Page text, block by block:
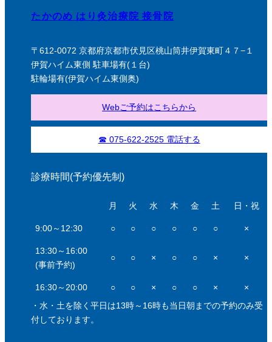
たかのめ はり灸治療院 接骨院
〒612-0072 京都府京都市伏見区桃山筒井伊賀東町４７−１
伊賀ハイム東側 駐車場有(１台)
駐輪場有(伊賀ハイム東側奥)
Webご予約はこちらから
☎ 075-622-2525 電話する
診療時間(予約優先制)
月 火 水 木 金 土 日・祝
9:00～12:30 ○ ○ ○ ○ ○ ○ ×
13:30～16:00
(事前予約)
○ ○ × ○ ○ × ×
16:30～20:00 ○ ○ × ○ ○ ×
×
・水・土を除く平日は13時～16時も当日朝までの予約のみ受
付しております。